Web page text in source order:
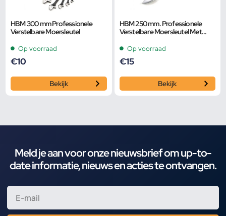
HBM 300 mm Professionele
Verstelbare Moersleutel
Op voorraad
€10
Bekijk
HBM 250 mm. Professionele
Verstelbare Moersleutel Met
Op voorraad
€15
Bekijk
Meld je aan voor onze nieuwsbrief om up-to-
date informatie, nieuws en acties te ontvangen.